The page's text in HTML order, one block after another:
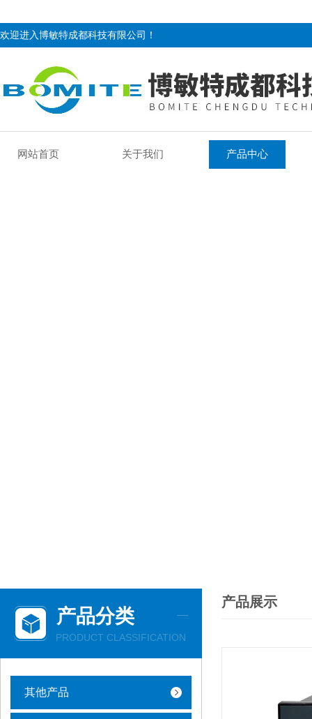
欢迎进入博敏特成都科技有限公司！
网站首页 关于我们 产品中心
产品分类
PRODUCT CLASSIFICATION
其他产品
产品展示